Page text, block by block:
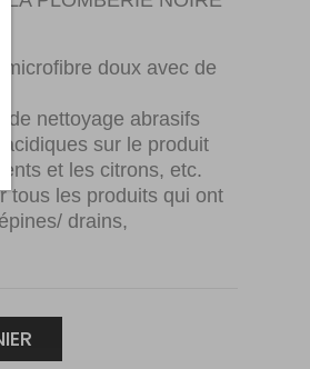
doux avec de
de nettoyage abrasifs
sur le produit
et les citrons, etc.
tous les produits qui ont
drains,